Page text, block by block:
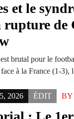
et le
rupture de
brutal pour le
face à la France (1-
2026 ÉDIT